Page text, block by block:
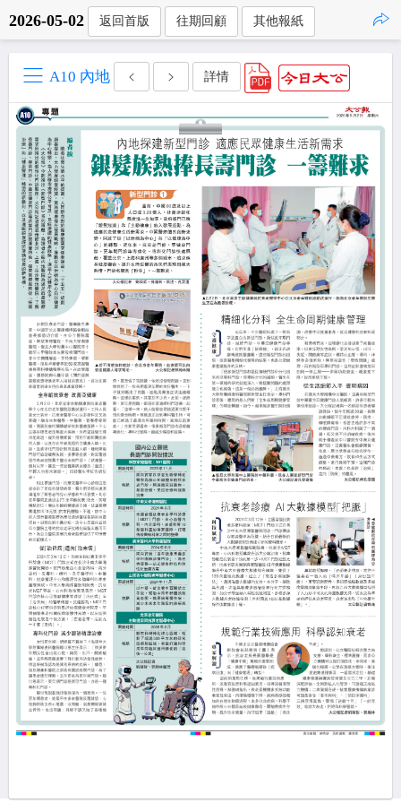
2026-05-02 返回首版 往期回顧 其他報紙
A10 內地 詳情